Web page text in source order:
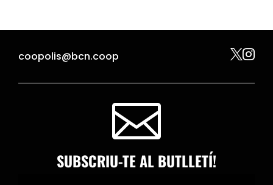
coopolis@bcn.coop 

SUBSCRIU-TE AL BUTLLETÍ!